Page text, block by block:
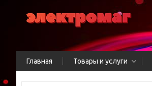
Главная Товары и услуги